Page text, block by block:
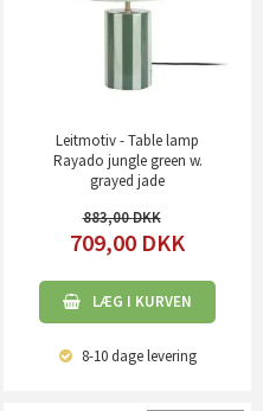
Leitmotiv - Table lamp
Rayado jungle green w.
grayed jade
883,00
709,00 DKK
LÆG I KURVEN
8-10 dagelevering